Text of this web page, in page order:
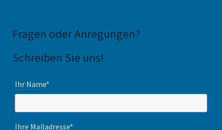
Fragen oder Anregungen?
Schreiben Sie uns!
Ihr Name*
Ihre Mailadresse*